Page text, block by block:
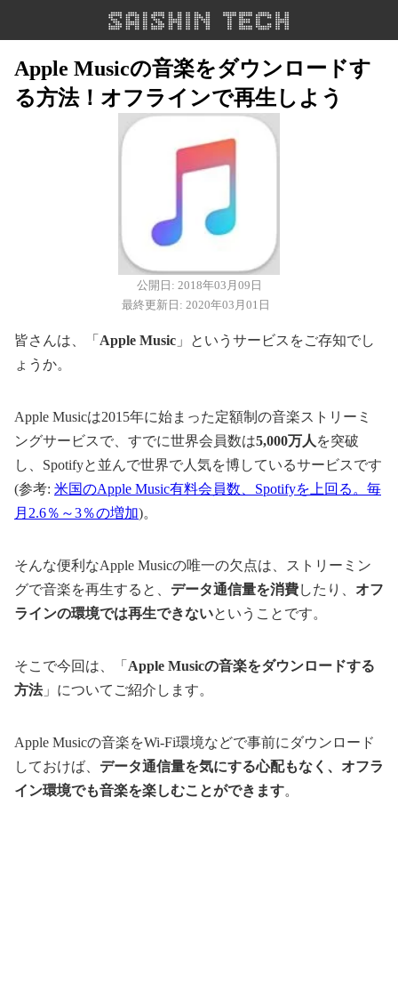
Apple Musicの音楽をダウンロードす
る方法！オフラインで再生しよう
公開日: 2018年03月09日
最終更新日: 2020年03月01日
皆さんは、「 Apple Music 」というサービスをご存知でし
ょうか。
Apple Musicは2015年に始まった定額制の音楽ストリーミ
ングサービスで、すでに世界会員数は5,000万人 を突破
し、Spotifyと並んで世界で人気を博しているサービスです
(参考: 米国のApple Music有料会員数、Spotifyを上回る。毎
月2.6％～3％の増加)。
そんな便利なApple Musicの唯一の欠点は、ストリーミン
グで音楽を再生すると、 データ通信量を消費したり、 オフ
ラインの環境では再生できないということです。
そこで今回は、「 Apple Musicの音楽をダウンロードする
方法」についてご紹介します。
Apple Musicの音楽をWi-Fi環境などで事前にダウンロード
しておけば、 データ通信量を気にする心配もなく、オフラ
イン環境でも音楽を楽しむことができます。